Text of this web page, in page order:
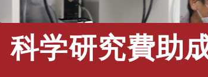
科学研究費助